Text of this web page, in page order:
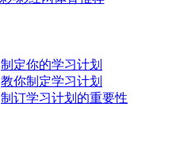
制定你的学习计划
教你制定学习计划
制订学习计划的重要性